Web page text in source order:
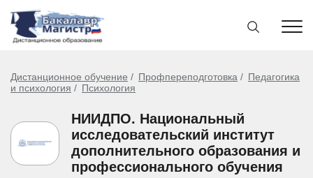
Дистанционное обучение Профпереподготовка
Педагогика
и психология
Психология
НИИДПО. Национальный
исследовательский институт
дополнительного образования и
профессионального обучения